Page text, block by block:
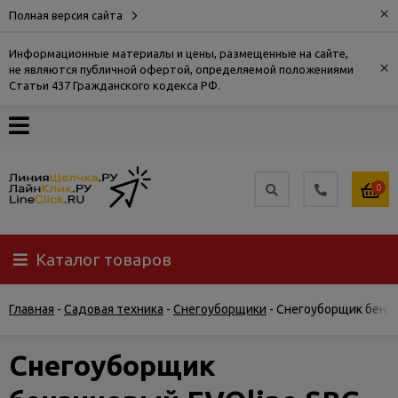
Полная версия сайта ×
Информационные материалы и цены, размещенные на сайте,
не являются публичной офертой, определяемой положениями
Статьи 437 Гражданского кодекса РФ.
×
О
Доставка
Самовывоз
Гарантия
возврат
0
Каталог товаров
Главная - Садовая техника - Снегоуборщики - Снегоуборщик
Снегоуборщик